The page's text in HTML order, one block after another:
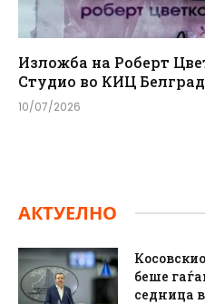
Изложба на Роберт
Студио во КИЦ Белград
10/07/2026
АКТУЕЛНО
беше
седница